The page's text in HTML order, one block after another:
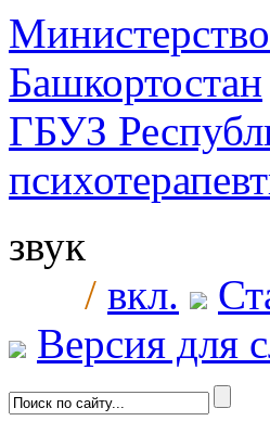
Башкортостан
ГБУЗ
звук
/ вкл.
Версия для